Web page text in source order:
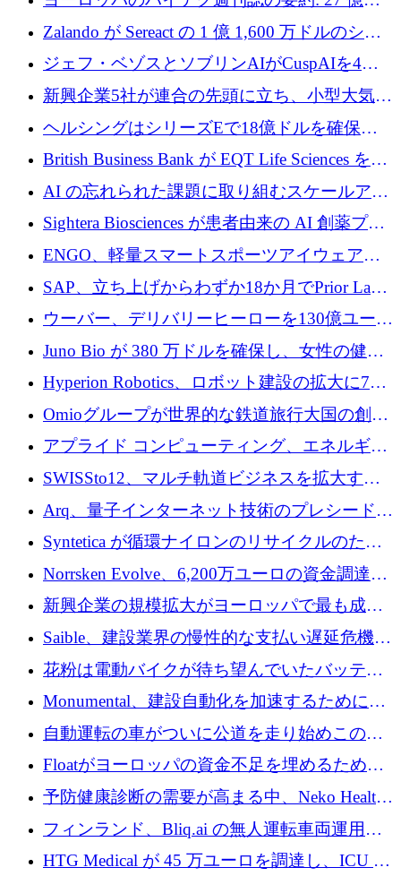
ーロを超える 60 以上のハイテク資金調達取引
Zalando が Sereact の 1 億 1,600 万ドルのシリ
ーズ B に参加し、AI を活用した倉庫自動化を
ジェフ・ベゾスとソブリンAIがCuspAIを4億
5,000万ドルの資金調達で支援
新興企業5社が連合の先頭に立ち、小型大気質
センサーをEUのクリーンエア政策の中心に据
ヘルシングはシリーズEで18億ドルを確保、
ウーバーはデリバリー・ヒーローを130億ユー
ロの契約で買収、レボルトは2027年に米国の
銀行を立ち上げる
British Business Bank が EQT Life Sciences を
2,500 万ユーロのコミットメントで支援
AI の忘れられた課題に取り組むスケールアッ
プを実現: カメラロール
Sightera Biosciences が患者由来の AI 創薬プラ
ットフォームを拡大するために 300 万ユーロ
のプレシードをクローズ
ENGO、軽量スマートスポーツアイウェアの
進歩のために510万ユーロを調達
SAP、立ち上げからわずか18か月でPrior Labs
を10億ユーロ以上の契約で買収
ウーバー、デリバリーヒーローを130億ユーロ
の契約で買収、99か国にまたがるプラットフ
ォームを構築
Juno Bio が 380 万ドルを確保し、女性の健康
専用の初のシーケンスラボを開設
Hyperion Robotics、ロボット建設の拡大に740
万ドルを確保
Omioグループが世界的な鉄道旅行大国の創設
を目指してRail Europeを買収
アプライド コンピューティング、エネルギー
向け基盤 AI の拡張に 2,000 万ドルを調達
SWISSto12、マルチ軌道ビジネスを拡大する
ためにシリーズCで7,000万ドルを調達
Arq、量子インターネット技術のプレシードと
して140万ドルを確保
Syntetica が循環ナイロンのリサイクルのため
にシリーズ A で 3,000 万ドルを調達
Norrsken Evolve、6,200万ユーロの資金調達
後、アムステルダムに根を張る
新興企業の規模拡大がヨーロッパで最も成功
した創業者を生み出す、アントラー氏が発見
Saible、建設業界の慢性的な支払い遅延危機に
対処するために 290 万ポンドを調達
花粉は電動バイクが待ち望んでいたバッテリ
ー交換ネットワークを構築している
Monumental、建設自動化を加速するためにシ
リーズ B で 3,200 万ドルを確保
自動運転の車がついに公道を走り始めこの国
が世界をリードしようとしている
Floatがヨーロッパの資金不足を埋めるために
シリーズAで450万ユーロを調達
予防健康診断の需要が高まる中、Neko Health
が 7 億ドルを調達
フィンランド、Bliq.ai の無人運転車両運用を
認可
HTG Medical が 45 万ユーロを調達し、ICU の